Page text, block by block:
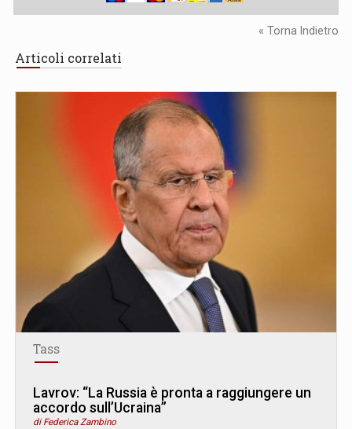
« Torna Indietro
Articoli correlati
Tass
Lavrov: “La Russia è pronta a raggiungere un
accordo sull’Ucraina”
di Federica Zambino